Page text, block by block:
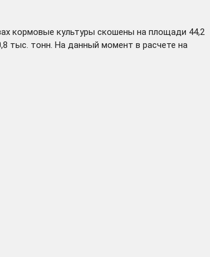
кормовые культуры скошены на площади 44,2
тыс. тонн. На данный момент в расчете на